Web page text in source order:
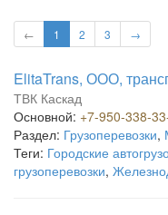
← 1 2 3 →
ElitaTrans, ООО,
ТВК Каскад
Основной: +7-950-338-
Раздел: Грузоперевозки,
Теги: Городские
грузоперевозки,